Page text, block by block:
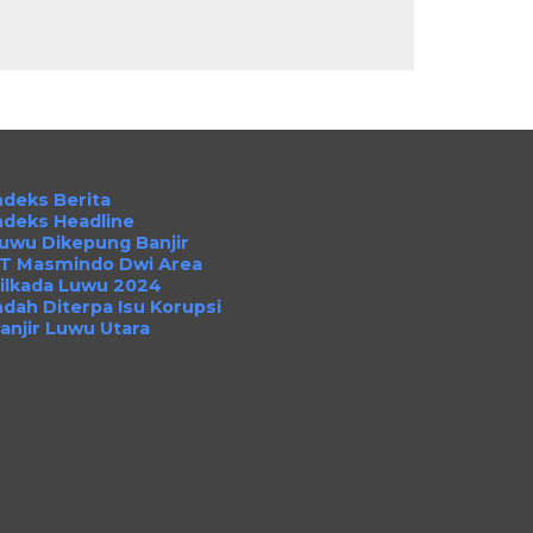
Berita
Headline
Dikepung Banjir
Masmindo Dwi Area
Luwu 2024
Diterpa Isu Korupsi
Luwu Utara